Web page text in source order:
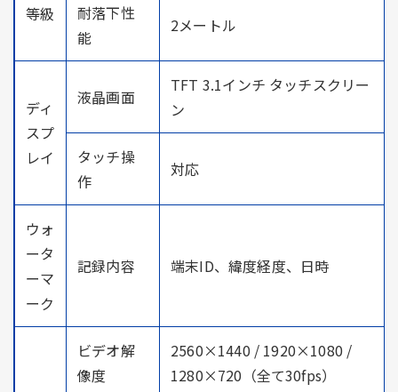
等級
耐落下性
能
2メートル
ディ
スプ
レイ
液晶画面
TFT 3.1インチ タッチスクリー
ン
タッチ操
作
対応
ウォ
ータ
ーマ
ーク
記録内容 端末ID、緯度経度、日時
ビデオ解
像度
2560×1440 / 1920×1080 /
1280×720（全て30fps）